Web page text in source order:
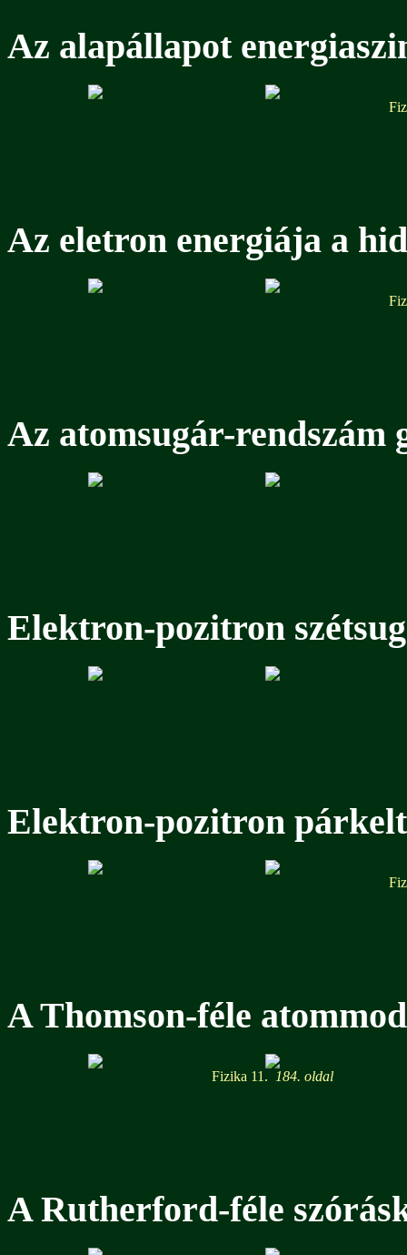
Az alapállapot
Az eletron energiája a
Az atomsugár-rendszám
Elektron-pozitron
Elektron-pozitron
A Thomson-féle
Fizika 11. 184. oldal
A Rutherford-féle